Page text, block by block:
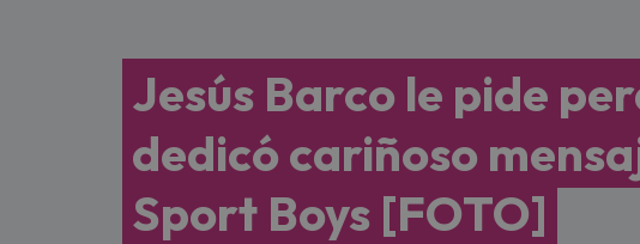
Jesús Barco le pide
dedicó cariñoso
Sport Boys [FOTO]